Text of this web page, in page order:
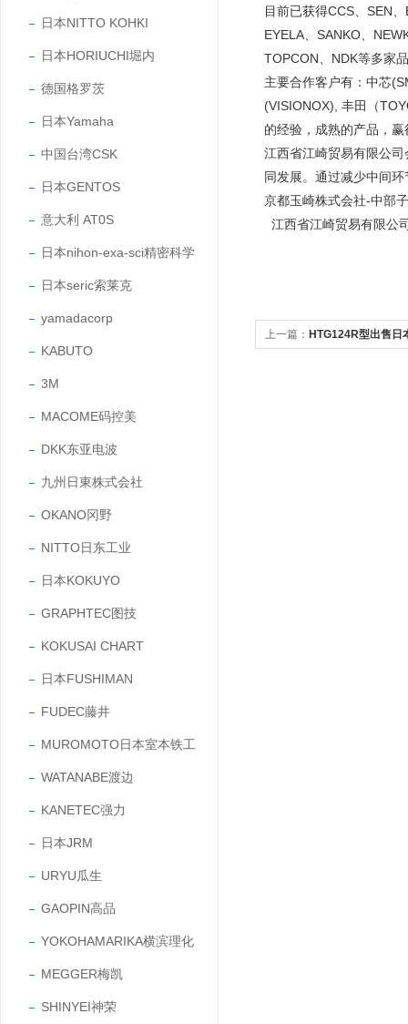
日本NITTO KOHKI
日本HORIUCHI堀内
德国格罗茨
日本Yamaha
中国台湾CSK
日本GENTOS
意大利 AT0S
日本nihon-exa-sci精密科学
日本seric索莱克
yamadacorp
KABUTO
3M
MACOME码控美
DKK东亚电波
九州日東株式会社
OKANO冈野
NITTO日东工业
日本KOKUYO
GRAPHTEC图技
KOKUSAI CHART
日本FUSHIMAN
FUDEC藤井
MUROMOTO日本室本铁工
WATANABE渡边
KANETEC强力
日本JRM
URYU瓜生
GAOPIN高品
YOKOHAMARIKA横滨理化
MEGGER梅凯
SHINYEI神荣
目前已获得CCS、SEN
EYELA、SANKO、
TOPCON、NDK等多家
主要合作客户有：中芯
(VISIONOX), 丰田（
的经验，成熟的产品，
江西省江崎贸易有限公
同发展。通过减少中间
京都玉崎株式会社-中部
江西省江崎贸易有限公
上一篇： HTG124R型出售日